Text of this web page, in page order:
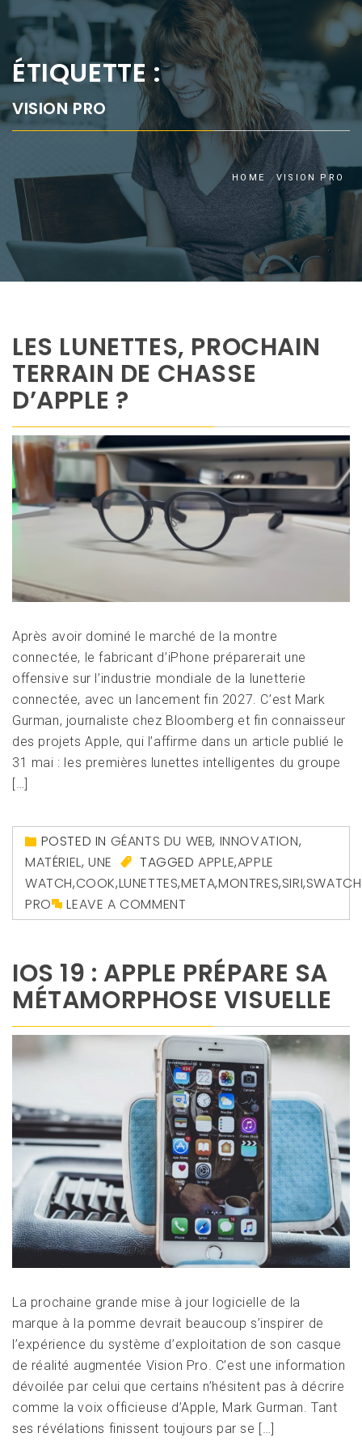
ÉTIQUETTE :
VISION PRO
HOME VISION PRO
LES LUNETTES, PROCHAIN
TERRAIN DE CHASSE
D’APPLE ?
Après avoir dominé le marché de la montre
connectée, le fabricant d’iPhone préparerait une
offensive sur l’industrie mondiale de la lunetterie
connectée, avec un lancement fin 2027. C’est Mark
Gurman, journaliste chez Bloomberg et fin connaisseur
des projets Apple, qui l’affirme dans un article publié le
31 mai : les premières lunettes intelligentes du groupe
[…]
POSTED IN GÉANTS DU WEB, INNOVATION,
MATÉRIEL,UNE TAGGEDAPPLE,APPLE
WATCH,COOK,LUNETTES,META,MONTRES,SIRI,SWATCH
PRO
LEAVE A COMMENT
IOS 19 : APPLE PRÉPARE SA
MÉTAMORPHOSE VISUELLE
La prochaine grande mise à jour logicielle de la
marque à la pomme devrait beaucoup s’inspirer de
l’expérience du système d’exploitation de son casque
de réalité augmentée Vision Pro. C’est une information
dévoilée par celui que certains n’hésitent pas à décrire
comme la voix officieuse d’Apple, Mark Gurman. Tant
ses révélations finissent toujours par se […]